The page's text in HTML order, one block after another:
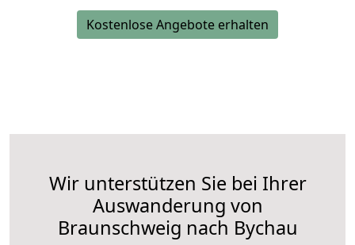
Kostenlose Angebote erhalten
Wir unterstützen Sie bei Ihrer
Auswanderung von
Braunschweig nach Bychau